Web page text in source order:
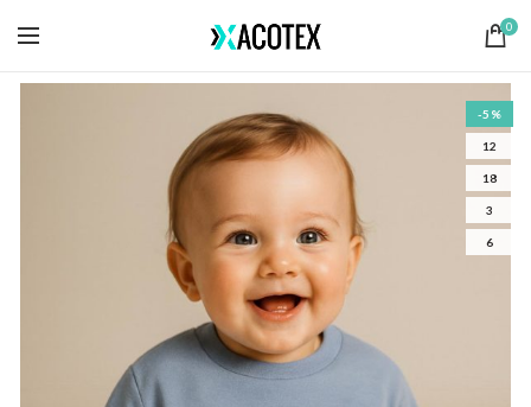
0
-5%
12
18
3
6